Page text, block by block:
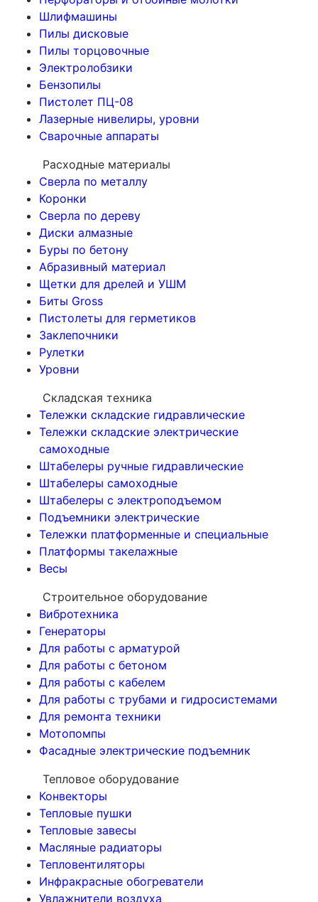
Шлифмашины
Пилы дисковые
Пилы торцовочные
Электролобзики
Бензопилы
Пистолет ПЦ-08
Лазерные нивелиры, уровни
Сварочные аппараты
Расходные материалы
Сверла по металлу
Коронки
Сверла по дереву
Диски алмазные
Буры по бетону
Абразивный материал
Щетки для дрелей и УШМ
Биты Gross
Пистолеты для герметиков
Заклепочники
Рулетки
Уровни
Складская техника
Тележки складские гидравлические
Тележки складские электрические
самоходные
Штабелеры ручные гидравлические
Штабелеры самоходные
Штабелеры с электроподъемом
Подъемники электрические
Тележки платформенные и специальные
Платформы такелажные
Весы
Строительное оборудование
Вибротехника
Генераторы
Для работы с арматурой
Для работы с бетоном
Для работы с кабелем
Для работы с трубами и гидросистемами
Для ремонта техники
Мотопомпы
Фасадные электрические подъемник
Тепловое оборудование
Конвекторы
Тепловые пушки
Тепловые завесы
Масляные радиаторы
Тепловентиляторы
Инфракрасные обогреватели
Увлажнители воздуха